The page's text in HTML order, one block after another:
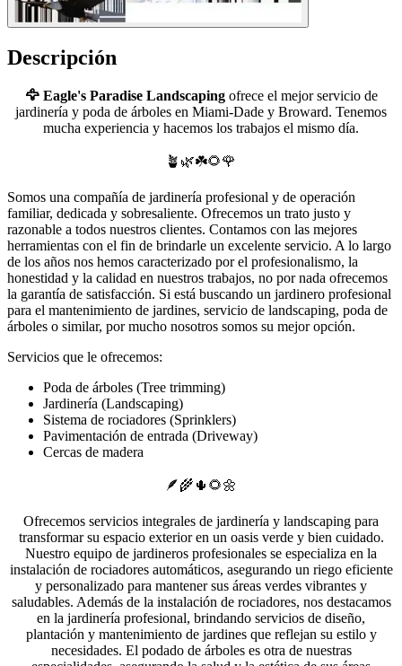
Descripción
🦅 Eagle's Paradise Landscapingofrece el mejor servicio de
jardinería y poda de árboles en Miami-Dade y Broward. Tenemos
mucha experiencia y hacemos los trabajos el mismo día.
🪴🌿☘️🌻🌹
Somos una compañía de jardinería profesional y de operación
familiar, dedicada y sobresaliente. Ofrecemos un trato justo y
razonable a todos nuestros clientes. Contamos con las mejores
herramientas con el fin de brindarle un excelente servicio. A lo largo
de los años nos hemos caracterizado por el profesionalismo, la
honestidad y la calidad en nuestros trabajos, no por nada ofrecemos
la garantía de satisfacción. Si está buscando un jardinero profesional
para el mantenimiento de jardines, servicio de landscaping, poda de
árboles o similar, por mucho nosotros somos su mejor opción.
Servicios que le ofrecemos:
Poda de árboles (Tree trimming)
Jardinería (Landscaping)
Sistema de rociadores (Sprinklers)
Pavimentación de entrada (Driveway)
Cercas de madera
🪶🌾🌵🌻🌼
Ofrecemos servicios integrales de jardinería y landscaping para
transformar su espacio exterior en un oasis verde y bien cuidado.
Nuestro equipo de jardineros profesionales se especializa en la
instalación de rociadores automáticos, asegurando un riego eficiente
y personalizado para mantener sus áreas verdes vibrantes y
saludables. Además de la instalación de rociadores, nos destacamos
en la jardinería profesional, brindando servicios de diseño,
plantación y mantenimiento de jardines que reflejan su estilo y
necesidades. El podado de árboles es otra de nuestras